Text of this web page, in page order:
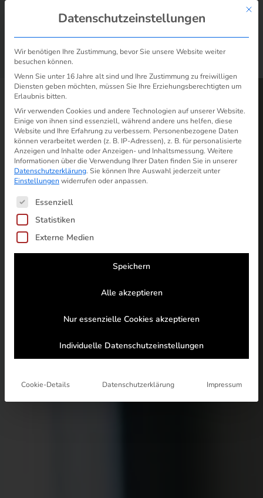
Mit
Datenschutzeinstellungen
Wir benötigen Ihre Zustimmung, bevor Sie unsere Website weiter
besuchen können.
Wenn Sie unter 16 Jahre alt sind und Ihre Zustimmung zu freiwilligen
Diensten geben möchten, müssen Sie Ihre Erziehungsberechtigten um
Erlaubnis bitten.
Wir verwenden Cookies und andere Technologien auf unserer Website.
Einige von ihnen sind essenziell, während andere uns helfen, diese
Website und Ihre Erfahrung zu verbessern. Personenbezogene Daten
können verarbeitet werden (z. B. IP-Adressen), z. B. für personalisierte
Anzeigen und Inhalte oder Anzeigen- und Inhaltsmessung. Weitere
Informationen über die Verwendung Ihrer Daten finden Sie in unserer
Datenschutzerklärung. Sie können Ihre Auswahl jederzeit unter
Einstellungen widerrufen oder anpassen.
Es folgt eine Liste der Service-Gruppen, für die
Essenziell
Statistiken
Externe Medien
Speichern
Alle akzeptieren
Nur essenzielle Cookies akzeptieren
Individuelle Datenschutzeinstellungen
Cookie-Details Datenschutzerklärung Impressum